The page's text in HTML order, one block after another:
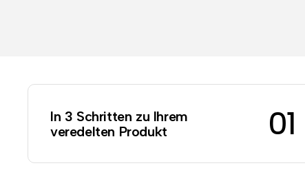
In 3 Schritten zu Ihrem
veredelten Produkt
01